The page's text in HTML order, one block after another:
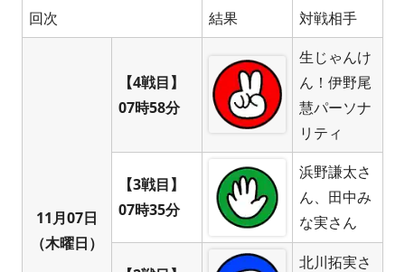
回次
結果 対戦相手
11月07日
（木曜日）
【4戦目】
07時58分
生じゃんけ
ん！伊野尾
慧パーソナ
リティ
【3戦目】
07時35分
浜野謙太さ
ん、田中み
な実さん
北川拓実さ